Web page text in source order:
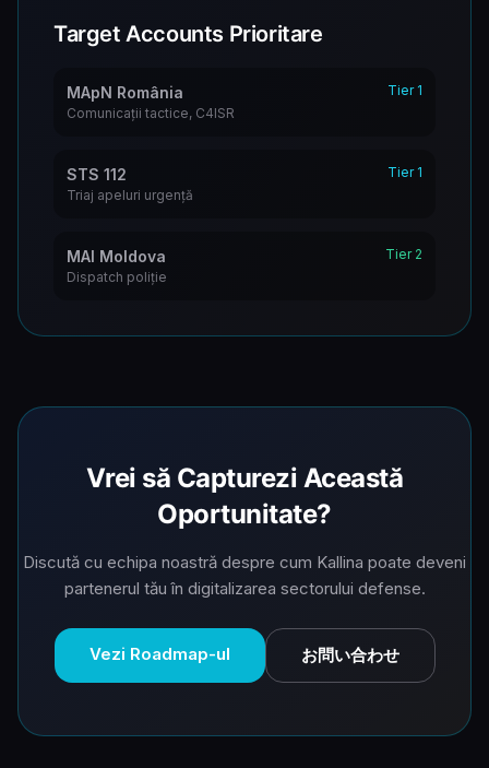
Target Accounts Prioritare
MApN România
Tier 1
Comunicații tactice, C4ISR
STS 112
Tier 1
Triaj apeluri urgență
MAI Moldova
Tier 2
Dispatch poliție
Vrei să Capturezi Această
Oportunitate?
Discută cu echipa noastră despre cum Kallina poate deveni
partenerul tău în digitalizarea sectorului defense.
Vezi Roadmap-ul お問い合わせ